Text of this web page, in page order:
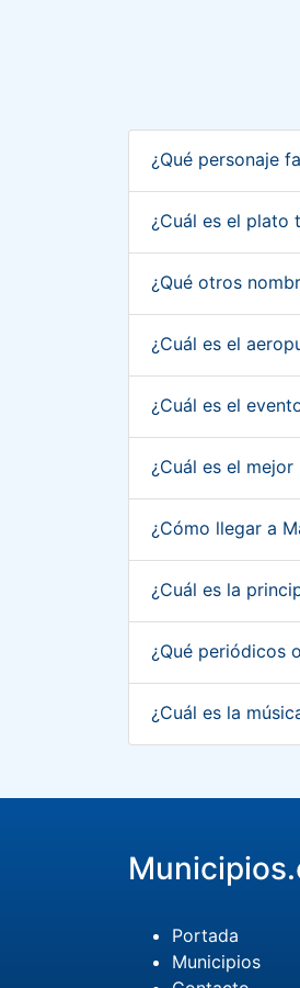
¿Qué personaje
¿Cuál es el plato
¿Qué otros
¿Cuál es el
¿Cuál es el
¿Cuál es el
¿Cómo llegar a
¿Cuál es la
¿Qué periódicos
¿Cuál es la
Portada
Municipios